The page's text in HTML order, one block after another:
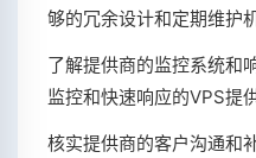
够的冗余设计和定期维护
了解提供商的监控系统和
监控和快速响应的VPS提
核实提供商的客户沟通和